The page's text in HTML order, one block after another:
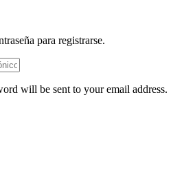
para registrarse.
will be sent to your email address.